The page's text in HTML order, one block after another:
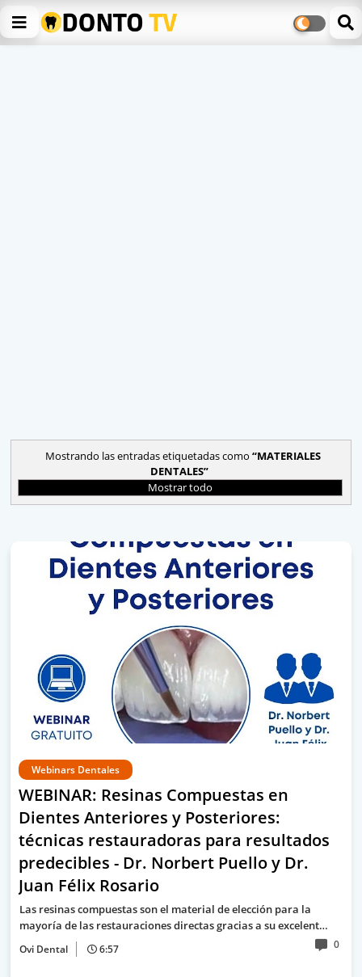
Mostrando las entradas etiquetadas como
MATERIALES
DENTALES
Mostrar todo
Webinars Dentales
WEBINAR: Resinas Compuestas en
Dientes Anteriores y Posteriores:
técnicas restauradoras para resultados
predecibles - Dr. Norbert Puello y Dr.
Juan Félix Rosario
Las resinas compuestas son el material de elección para la
mayoría de las restauraciones directas gracias a su excelent…
Ovi Dental 6:57 0